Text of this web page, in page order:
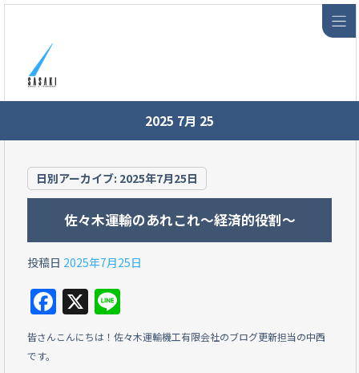
2025 7月 25
日別アーカイブ: 2025年7月25日
佐々木運輸のあれこれ～経済的役割～
投稿日 2025年7月25日
F
a
c
X Li
n
e
皆さんこんにちは！佐々木運輸機工有限会社のブログ更新担当の中西
です。